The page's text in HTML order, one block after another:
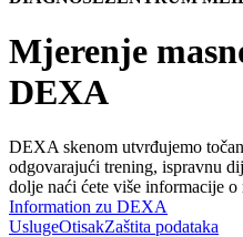
Mjerenje
DEXA
DEXA skenom utvrđujemo
odgovarajući trening, ispravnu
dolje naći ćete više informacije
Information zu DEXA
UslugeOtisakZaštita podataka